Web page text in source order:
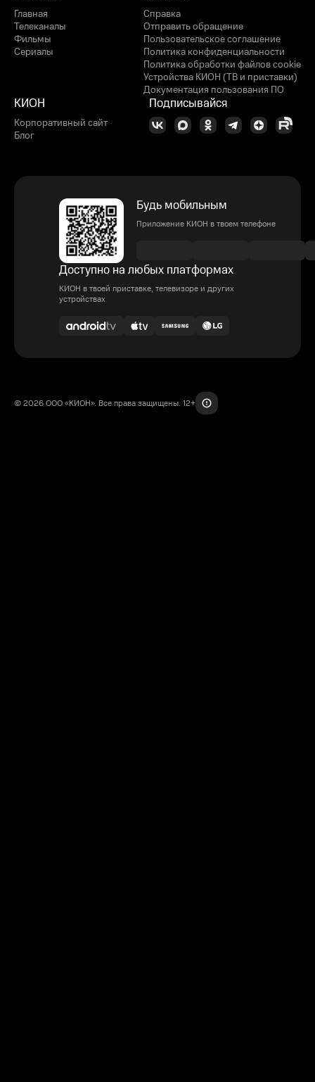
Главная
Телеканалы
Фильмы
Сериалы
Справка
Отправить обращение
Пользовательское соглашение
Политика конфиденциальности
Политика обработки файлов cookie
Устройства КИОН (ТВ и приставки)
Документация пользования ПО
КИОН
Корпоративный сайт
Блог
Подписывайся
Будь мобильным
Приложение КИОН в твоем телефоне
Доступно на любых платформах
КИОН в твоей приставке, телевизоре и других
устройствах
© 2026 ООО «КИОН». Все права защищены. 12+